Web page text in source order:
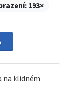
193×
na klidném